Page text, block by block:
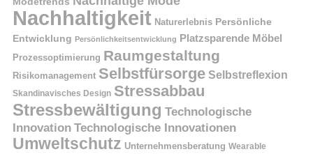
Nachhaltigkeit Naturerlebnis Persönliche
Entwicklung Persönlichkeitsentwicklung Platzsparende Möbel
Prozessoptimierung Raumgestaltung
Risikomanagement Selbstfürsorge Selbstreflexion
Skandinavisches Design Stressabbau
Stressbewältigung Technologische
Innovation Technologische Innovationen
Umweltschutz Unternehmensberatung Wearable